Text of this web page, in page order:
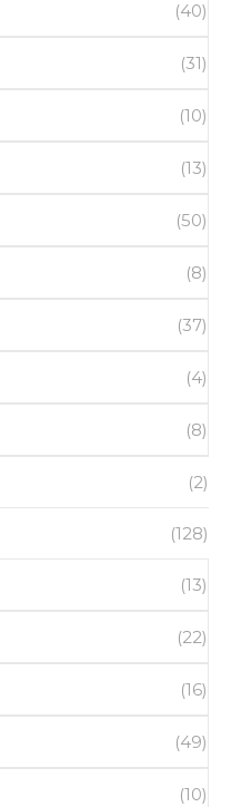
(40)
(31)
(10)
(13)
(50)
(8)
(37)
(4)
(8)
(2)
(128)
(13)
(22)
(16)
(49)
(10)